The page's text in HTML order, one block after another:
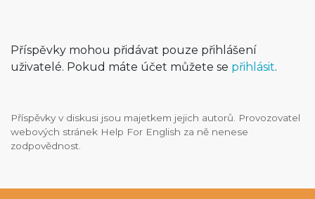
Příspěvky mohou přidávat pouze přihlášení
uživatelé. Pokud máte účet můžete se přihlásit.
Příspěvky v diskusi jsou majetkem jejich autorů. Provozovatel
webových stránek Help For English za ně nenese
zodpovědnost.